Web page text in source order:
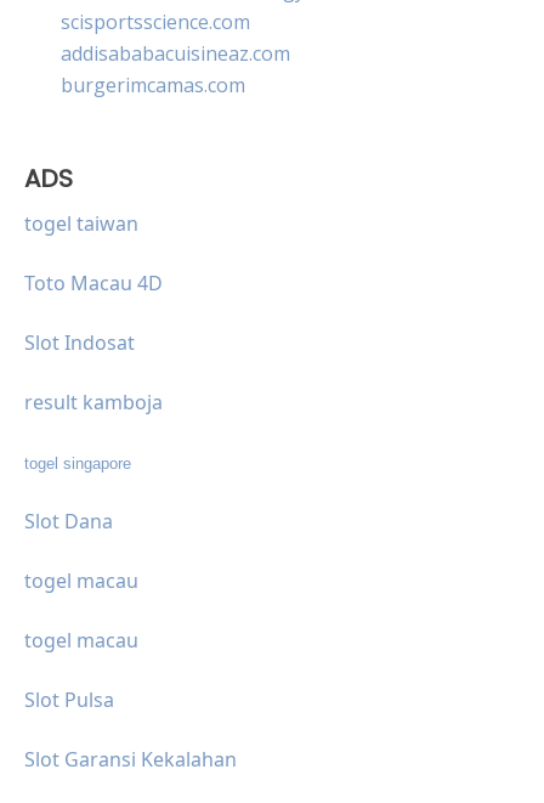
scisportsscience.com
addisababacuisineaz.com
burgerimcamas.com
ADS
togel taiwan
Toto Macau 4D
Slot Indosat
result kamboja
togel singapore
Slot Dana
togel macau
togel macau
Slot Pulsa
Slot Garansi Kekalahan